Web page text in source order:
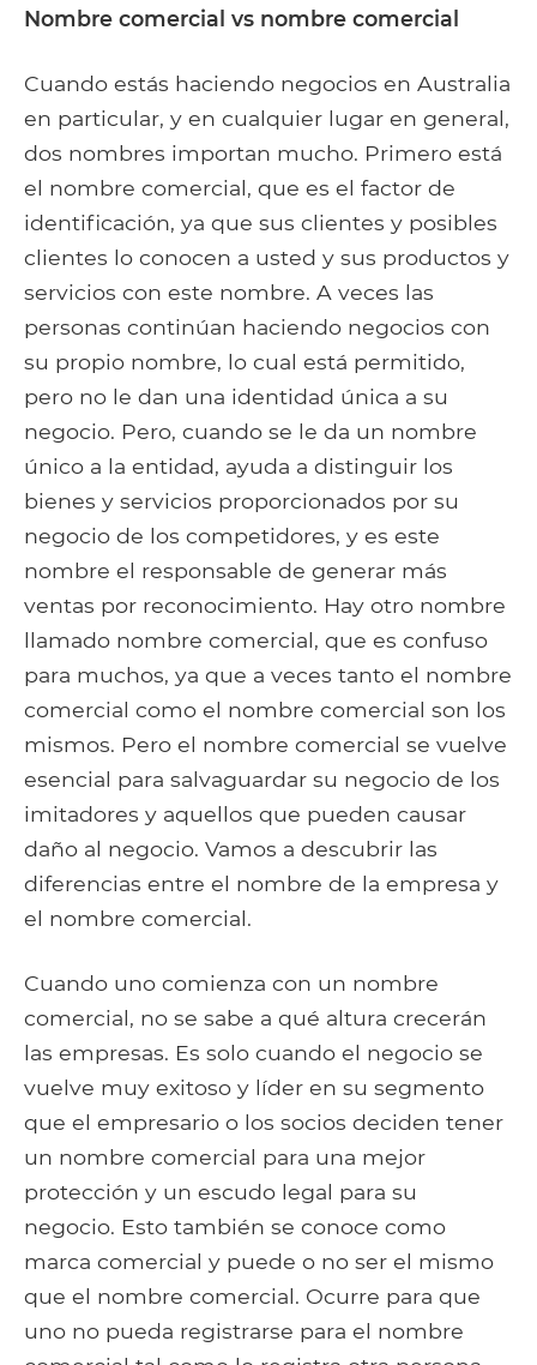
Facebook Google+Tumblr
Pocket
Nombre comercial vs nombre comercial
Cuando estás haciendo negocios en Australia
en particular, y en cualquier lugar en general,
dos nombres importan mucho. Primero está
el nombre comercial, que es el factor de
identificación, ya que sus clientes y posibles
clientes lo conocen a usted y sus productos y
servicios con este nombre. A veces las
personas continúan haciendo negocios con
su propio nombre, lo cual está permitido,
pero no le dan una identidad única a su
negocio. Pero, cuando se le da un nombre
único a la entidad, ayuda a distinguir los
bienes y servicios proporcionados por su
negocio de los competidores, y es este
nombre el responsable de generar más
ventas por reconocimiento. Hay otro nombre
llamado nombre comercial, que es confuso
para muchos, ya que a veces tanto el nombre
comercial como el nombre comercial son los
mismos. Pero el nombre comercial se vuelve
esencial para salvaguardar su negocio de los
imitadores y aquellos que pueden causar
daño al negocio. Vamos a descubrir las
diferencias entre el nombre de la empresa y
el nombre comercial.
Cuando uno comienza con un nombre
comercial, no se sabe a qué altura crecerán
las empresas. Es solo cuando el negocio se
vuelve muy exitoso y líder en su segmento
que el empresario o los socios deciden tener
un nombre comercial para una mejor
protección y un escudo legal para su
negocio. Esto también se conoce como
marca comercial y puede o no ser el mismo
que el nombre comercial. Ocurre para que
uno no pueda registrarse para el nombre